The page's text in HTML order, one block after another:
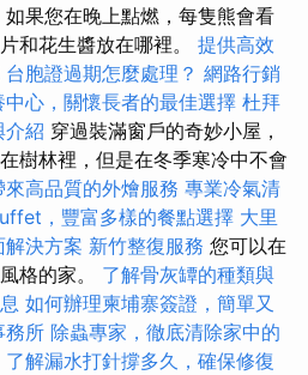
果您在晚上點燃，每隻熊會看
和花生醬放在哪裡。 提供高效
台胞證過期怎麼處理？ 網路行銷
中心，關懷長者的最佳選擇 杜拜
介紹 穿過裝滿窗戶的奇妙小屋，
樹林裡，但是在冬季寒冷中不會
高品質的外燴服務 專業冷氣清
，豐富多樣的餐點選擇 大里
決方案 新竹整復服務 您可以在
格的家。 了解骨灰罈的種類與
如何辦理柬埔寨簽證，簡單又
務所 除蟲專家，徹底清除家中的
解漏水打針撐多久，確保修復